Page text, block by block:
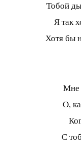
Тобой
Я так
Хотя бы
Мне
О,
С